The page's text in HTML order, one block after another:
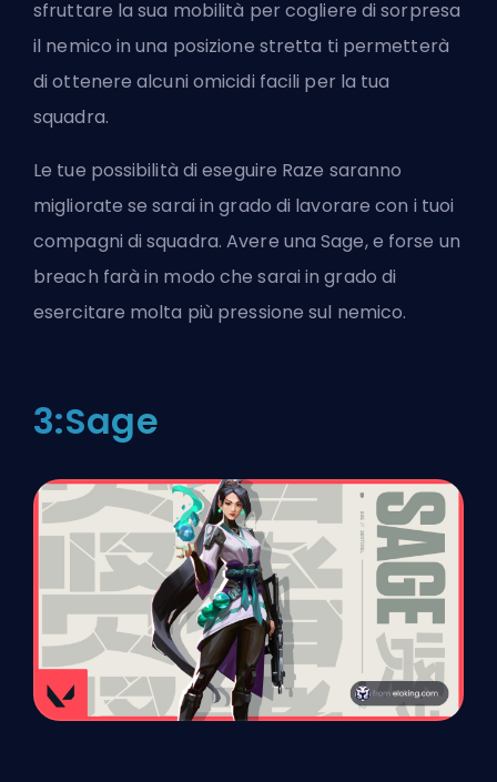
sfruttare la sua mobilità per cogliere di sorpresa
il nemico in una posizione stretta ti permetterà
di ottenere alcuni omicidi facili per la tua
squadra.
Le tue possibilità di eseguire Raze saranno
migliorate se sarai in grado di lavorare con i tuoi
compagni di squadra. Avere una Sage, e forse un
breach farà in modo che sarai in grado di
esercitare molta più pressione sul nemico.
3:Sage